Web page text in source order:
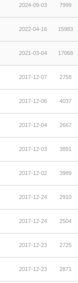
2024-09-03 7999
2022-04-16 15983
2021-03-04 17068
2017-12-07 2758
2017-12-06 4037
2017-12-04 2667
2017-12-03 3891
2017-12-02 3989
2017-12-24 2910
2017-12-24 2504
2017-12-23 2725
2017-12-23 2871